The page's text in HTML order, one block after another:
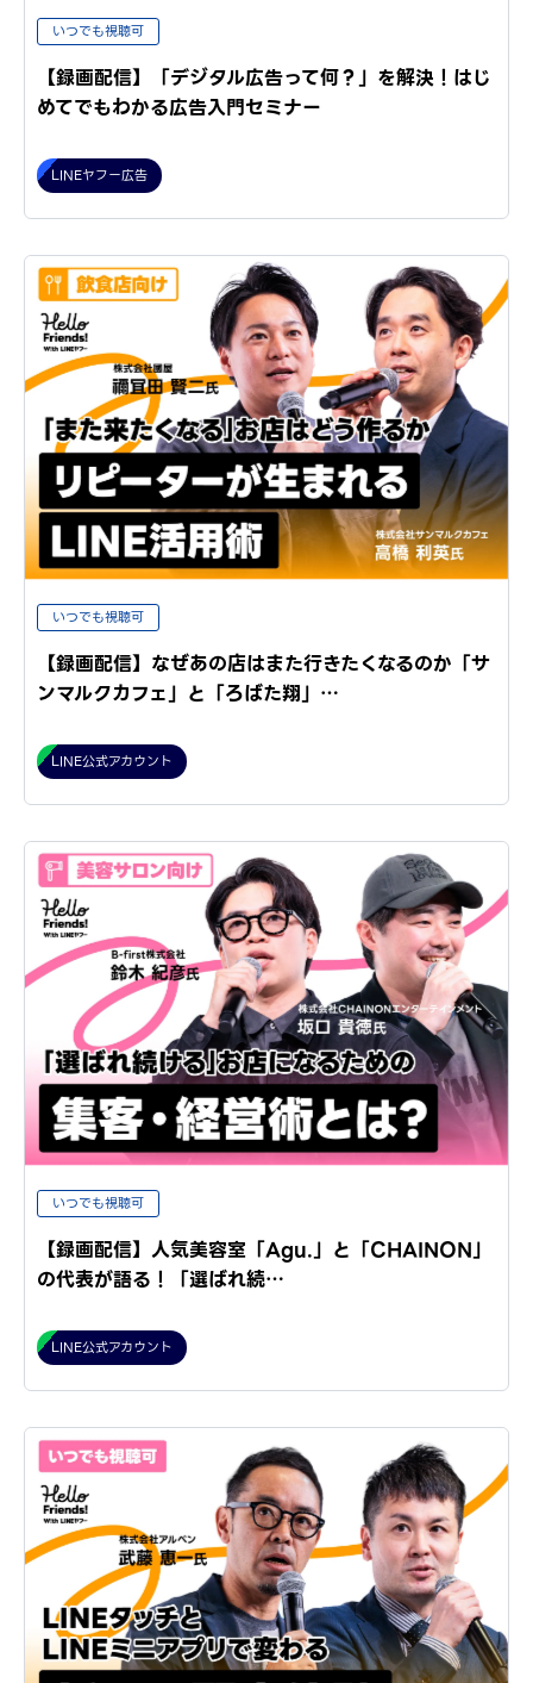
いつでも視聴可
【録画配信】「デジタル広告って何？」を解決！はじ
めてでもわかる広告入門セミナー
LINEヤフー広告
いつでも視聴可
【録画配信】なぜあの店はまた行きたくなるのか「サ
ンマルクカフェ」と「ろばた翔」…
LINE公式アカウント
いつでも視聴可
【録画配信】人気美容室「Agu.」と「CHAINON」
の代表が語る！「選ばれ続…
LINE公式アカウント